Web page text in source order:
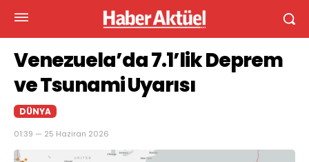
Venezuela’da 7.1’lik Deprem
ve Tsunami Uyarısı
DÜNYA
01:39 — 25 Haziran 2026